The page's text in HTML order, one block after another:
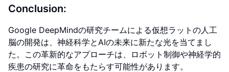
Conclusion:
Google DeepMindの研究チームによる仮想ラットの人工
脳の開発は、神経科学とAIの未来に新たな光を当てまし
た。この革新的なアプローチは、ロボット制御や神経学的
疾患の研究に革命をもたらす可能性があります。